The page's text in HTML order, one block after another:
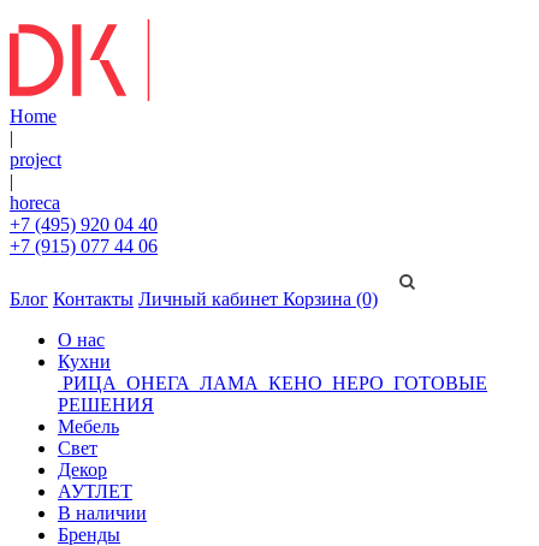
Home
|
project
|
horeca
+7 (495) 920 04 40
+7 (915) 077 44 06
Блог Контакты Личный кабинет Корзина (0)
О нас
Кухни
РИЦА ОНЕГА ЛАМА КЕНО НЕРО ГОТОВЫЕ
РЕШЕНИЯ
Мебель
Свет
Декор
АУТЛЕТ
В наличии
Бренды